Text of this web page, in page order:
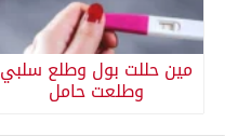
مين حللت بول وطلع سلبي
وطلعت حامل